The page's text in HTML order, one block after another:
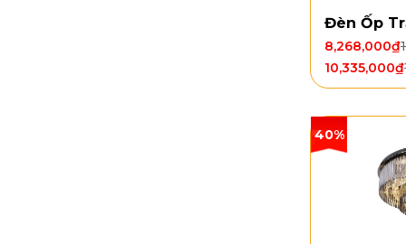
Đèn Ốp
8,268,000₫
10,335,000₫
40%